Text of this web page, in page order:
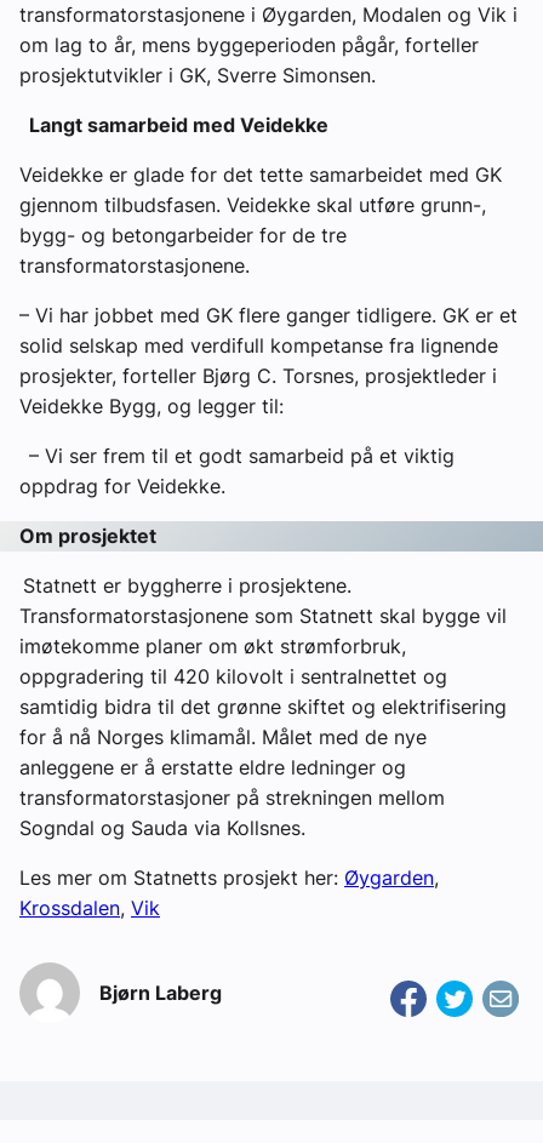
transformatorstasjonene i Øygarden, Modalen og Vik i
om lag to år, mens byggeperioden pågår, forteller
prosjektutvikler i GK, Sverre Simonsen.
Langt samarbeid med Veidekke
Veidekke er glade for det tette samarbeidet med GK
gjennom tilbudsfasen. Veidekke skal utføre grunn-,
bygg- og betongarbeider for de tre
transformatorstasjonene.
– Vi har jobbet med GK flere ganger tidligere. GK er et
solid selskap med verdifull kompetanse fra lignende
prosjekter, forteller Bjørg C. Torsnes, prosjektleder i
Veidekke Bygg, og legger til:
– Vi ser frem til et godt samarbeid på et viktig
oppdrag for Veidekke.
Om prosjektet
Statnett er byggherre i prosjektene.
Transformatorstasjonene som Statnett skal bygge vil
imøtekomme planer om økt strømforbruk,
oppgradering til 420 kilovolt i sentralnettet og
samtidig bidra til det grønne skiftet og elektrifisering
for å nå Norges klimamål. Målet med de nye
anleggene er å erstatte eldre ledninger og
transformatorstasjoner på strekningen mellom
Sogndal og Sauda via Kollsnes.
Les mer om Statnetts prosjekt her: Øygarden,
Krossdalen, Vik
Bjørn Laberg